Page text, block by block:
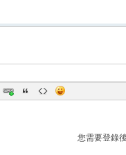
您需要登錄